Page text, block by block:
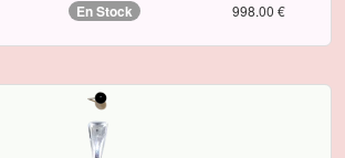
En Stock 998.00 €